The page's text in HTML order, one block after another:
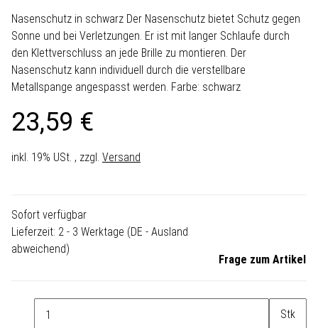
Nasenschutz in schwarz Der Nasenschutz bietet Schutz gegen
Sonne und bei Verletzungen. Er ist mit langer Schlaufe durch
den Klettverschluss an jede Brille zu montieren. Der
Nasenschutz kann individuell durch die verstellbare
Metallspange angespasst werden. Farbe: schwarz
23,59 €
inkl. 19% USt. , zzgl. Versand
Sofort verfügbar
Lieferzeit: 2 - 3 Werktage (DE - Ausland
abweichend)
Frage zum Artikel
Stk